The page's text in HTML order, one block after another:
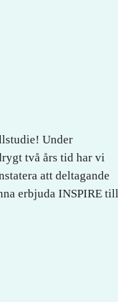
Under
två års tid har vi
att deltagande
erbjuda INSPIRE till